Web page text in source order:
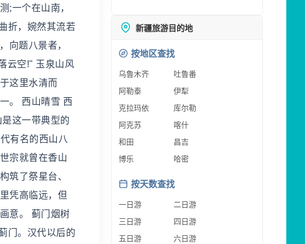
;一个在山南，
折，婉然其流若
向题八景者，
云空!" 玉泉山风
这里水清而
。 西山晴雪 西
这一带典型的
有名的西山八
宗就曾在香山
筑了祭星台、
凭高临远，但
意。 蓟门烟树
门。汉代以后的
新疆旅游目的地
按地区查找
乌鲁木齐
吐鲁番
阿勒泰
伊犁
克拉玛依
库尔勒
阿克苏
喀什
和田
昌吉
博乐
哈密
按天数查找
一日游
二日游
三日游
四日游
五日游
六日游